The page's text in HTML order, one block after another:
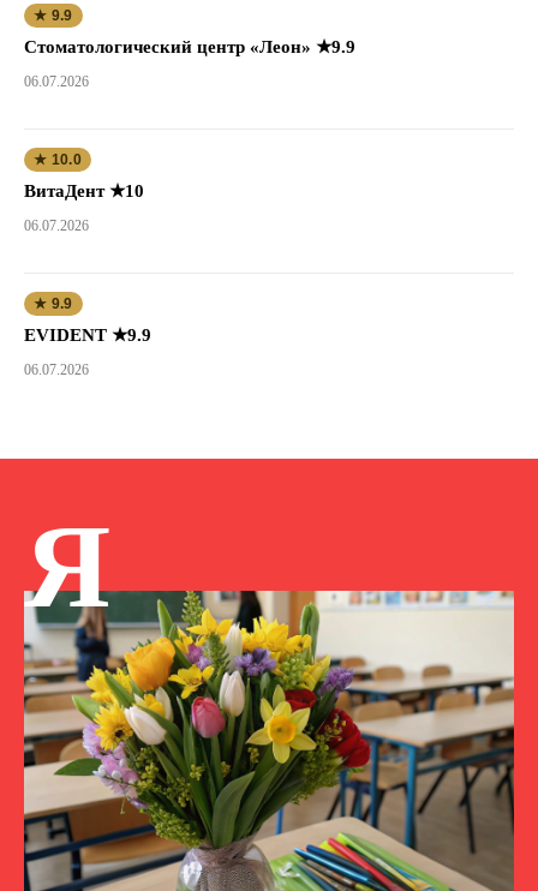
★ 9.9
Стоматологический центр «Леон» ★9.9
06.07.2026
★ 10.0
ВитаДент ★10
06.07.2026
★ 9.9
EVIDENT ★9.9
06.07.2026
Я